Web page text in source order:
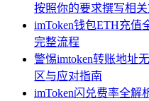
按照你的要求撰写相
imToken钱包ETH充值
完整流程
警惕imtoken转账地址
区与应对指南
imToken闪兑费率全解